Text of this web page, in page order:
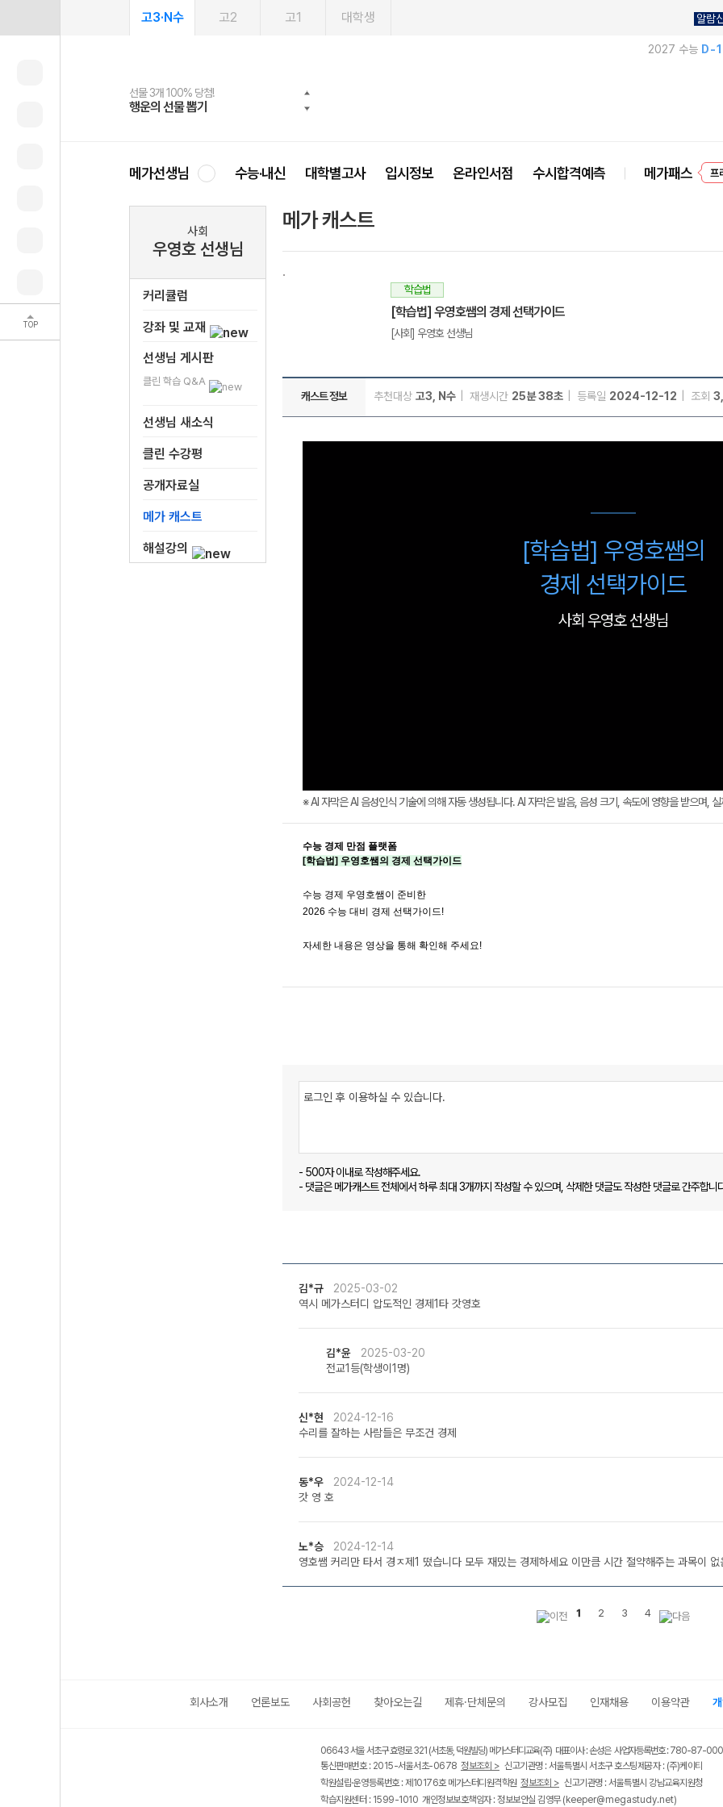
TOP
고3·N수 고2 고1 대학생 알람
2027 수능 D-
선물 3개 100% 당첨!
행운의 선물 뽑기
선물 100% 증정!
메가스터디 X 올리브
여름방학 스터디 캐시백
메가런 썸머스쿨
2027 러셀 단과
강사 공개선발
스마트러닝앱
설문 EVENT
메가패스
3일 무료 체험권
메가패스 수강생 무료혜택!
메가클럽 멤버십
사회공헌 캠페인
희망이룸 메가나눔
메가선생님 수능·내신 대학별고사 입시정보 온라인서점 수시합격예측 메가패스
프
사회
우영호 선생님
커리큘럼
강좌 및 교재
선생님 게시판
클린 학습 Q&A
선생님 새소식
클린 수강평
공개자료실
메가 캐스트
해설강의
메가 캐스트
학습법
[학습법] 우영호쌤의 경제 선택가이드
[사회] 우영호 선생님
캐스트 정보 추천대상 고3, N수 재생시간 25분 38초 등록일 2024-12-12 조회
[학습법] 우영호쌤의
경제 선택가이드
사회 우영호 선생님
※ AI 자막은 AI 음성인식 기술에 의해 자동 생성됩니다. AI 자막은 발음, 음성 크기, 속도에 영향을 받으며,
수능 경제 만점 플랫폼
[학습법] 우영호쌤의 경제 선택가이드
수능 경제 우영호쌤이 준비한
2026 수능 대비 경제 선택가이드!
자세한 내용은 영상을 통해 확인해 주세요!
- 500자 이내로 작성해주세요.
- 댓글은 메가캐스트 전체에서 하루 최대 3개까지 작성할 수 있으며, 삭제한 댓글도 작성한 댓글로 간주합니
김*규 2025-03-02
역시 메가스터디 압도적인 경제1타 갓영호
김*윤 2025-03-20
전교1등(학생이1명)
신*현 2024-12-16
수리를 잘하는 사람들은 무조건 경제
동*우 2024-12-14
갓 영 호
노*승 2024-12-14
영호쌤 커리만 타서 경ㅈ제1 떴습니다 모두 재밌는 경제하세요 이만큼 시간 절약해주는 과목이 없
1 2 3 4
회사소개 언론보도 사회공헌 찾아오는길 제휴·단체문의 강사모집 인재채용 이용약관
06643 서울 서초구 효령로 321 (서초동, 덕원빌딩) 메가스터디교육(주) 대표이사 : 손성은 사업자등록번호 : 780-87-
통신판매번호 : 2015-서울서초-0678 정보조회 > 신고기관명 : 서울특별시 서초구 호스팅제공자 : (주)케이티
학원설립·운영등록번호 : 제10176호 메가스터디원격학원 정보조회 > 신고기관명 : 서울특별시 강남교육지원청
학습지원센터 : 1599-1010 개인정보보호책임자 : 정보보안실 김영무(keeper@megastudy.net)